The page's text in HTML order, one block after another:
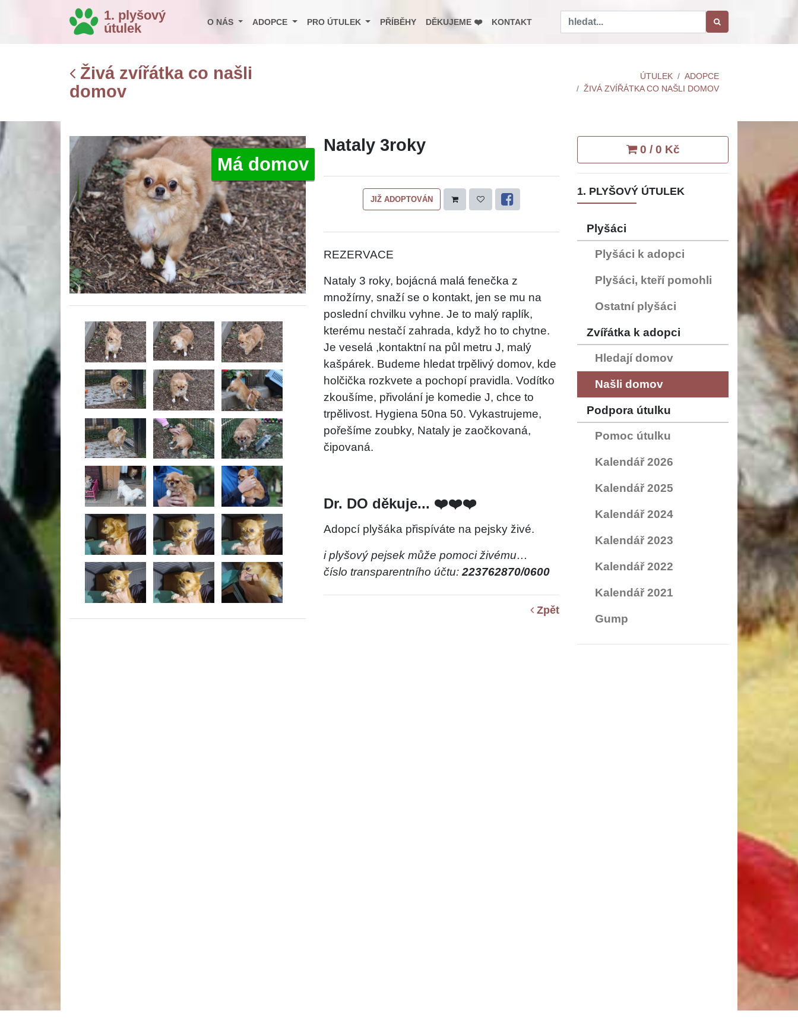
1. plyšový
útulek
O NÁS ADOPCE PRO ÚTULEK PŘÍBĚHY DĚKUJEME ❤️ KONTAKT
Živá zvířátka co našli
domov
ÚTULEK
ADOPCE
ŽIVÁ ZVÍŘÁTKA CO NAŠLI DOMOV
Má domov
Nataly 3roky
JIŽ ADOPTOVÁN
REZERVACE
Nataly 3 roky, bojácná malá fenečka z
množírny, snaží se o kontakt, jen se mu na
poslední chvilku vyhne. Je to malý raplík,
kterému nestačí zahrada, když ho to chytne.
Je veselá ,kontaktní na půl metru J, malý
kašpárek. Budeme hledat trpělivý domov, kde
holčička rozkvete a pochopí pravidla. Vodítko
zkoušíme, přivolání je komedie J, chce to
trpělivost. Hygiena 50na 50. Vykastrujeme,
pořešíme zoubky, Nataly je zaočkovaná,
čipovaná.
Dr. DO děkuje... ❤️❤️❤️
Adopcí plyšáka přispíváte na pejsky živé.
i plyšový pejsek může pomoci živému…
číslo transparentního účtu: 223762870/0600
Zpět
0 / 0 Kč
1. PLYŠOVÝ ÚTULEK
Plyšáci
Plyšáci k adopci
Plyšáci, kteří pomohli
Ostatní plyšáci
Zvířátka k adopci
Hledají domov
Našli domov
Podpora útulku
Pomoc útulku
Kalendář 2026
Kalendář 2025
Kalendář 2024
Kalendář 2023
Kalendář 2022
Kalendář 2021
Gump